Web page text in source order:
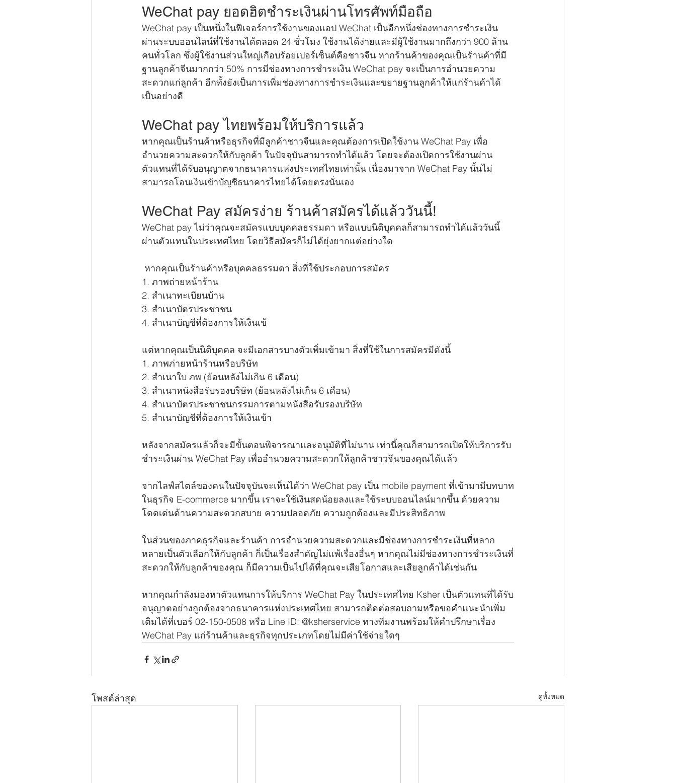
WeChat pay ยอดฮิตชำระเงินผ่านโทรศัพท์มือถือ
WeChat pay เป็นหนึ่งในฟีเจอร์การใช้งานของแอป WeChat เป็นอีกหนึ่งช่องทางการชำระเงิน
ผ่านระบบออนไลน์ที่ใช้งานได้ตลอด 24 ชั่วโมง ใช้งานได้ง่ายและมีผู้ใช้งานมากถึงกว่า 900 ล้าน
คนทั่วโลก ซึ่งผู้ใช้งานส่วนใหญ่เกือบร้อยเปอร์เซ็นต์คือชาวจีน หากร้านค้าของคุณเป็นร้านค้าที่มี
ฐานลูกค้าจีนมากกว่า 50% การมีช่องทางการชำระเงิน WeChat pay จะเป็นการอำนวยความ
สะดวกแก่ลูกค้า อีกทั้งยังเป็นการเพิ่มช่องทางการชำระเงินและขยายฐานลูกค้าให้แก่ร้านค้าได้
เป็นอย่างดี
WeChat pay ไทยพร้อมให้บริการแล้ว
หากคุณเป็นร้านค้าหรือธุรกิจที่มีลูกค้าชาวจีนและคุณต้องการเปิดใช้งาน WeChat Pay เพื่อ
อำนวยความสะดวกให้กับลูกค้า ในปัจจุบันสามารถทำได้แล้ว โดยจะต้องเปิดการใช้งานผ่าน
ตัวแทนที่ได้รับอนุญาตจากธนาคารแห่งประเทศไทยเท่านั้น เนื่องมาจาก WeChat Pay นั้นไม่
สามารถโอนเงินเข้าบัญชีธนาคารไทยได้โดยตรงนั่นเอง
WeChat Pay สมัครง่าย ร้านค้าสมัครได้แล้ววันนี้!
WeChat pay ไม่ว่าคุณจะสมัครแบบบุคคลธรรมดา หรือแบบนิติบุคคลก็สามารถทำได้แล้ววันนี้
ผ่านตัวแทนในประเทศไทย โดยวิธีสมัครก็ไม่ได้ยุ่งยากแต่อย่างใด
หากคุณเป็นร้านค้าหรือบุคคลธรรมดา สิ่งที่ใช้ประกอบการสมัคร
1. ภาพถ่ายหน้าร้าน
2. สำเนาทะเบียนบ้าน
3. สำเนาบัตรประชาชน
4. สำเนาบัญชีที่ต้องการให้เงินเข้
แต่หากคุณเป็นนิติบุคคล จะมีเอกสารบางตัวเพิ่มเข้ามา สิ่งที่ใช้ในการสมัครมีดังนี้
1. ภาพภ่ายหน้าร้านหรือบริษัท
2. สำเนาใบ ภพ (ย้อนหลังไม่เกิน 6 เดือน)
3. สำเนาหนังสือรับรองบริษัท (ย้อนหลังไม่เกิน 6 เดือน)
4. สำเนาบัตรประชาชนกรรมการตามหนังสือรับรองบริษัท
5. สำเนาบัญชีที่ต้องการให้เงินเข้า
หลังจากสมัครแล้วก็จะมีขั้นตอนพิจารณาและอนุมัติที่ไม่นาน เท่านี้คุณก็สามารถเปิดให้บริการรับ
ชำระเงินผ่าน WeChat Pay เพื่ออำนวยความสะดวกให้ลูกค้าชาวจีนของคุณได้แล้ว
จากไลฟ์สไตล์ของคนในปัจจุบันจะเห็นได้ว่า WeChat pay เป็น mobile payment ที่เข้ามามีบทบาท
ในธุรกิจ E-commerce มากขึ้น เราจะใช้เงินสดน้อยลงและใช้ระบบออนไลน์มากขึ้น ด้วยความ
โดดเด่นด้านความสะดวกสบาย ความปลอดภัย ความถูกต้องและมีประสิทธิภาพ
ในส่วนของภาคธุรกิจและร้านค้า การอำนวยความสะดวกและมีช่องทางการชำระเงินที่หลาก
หลายเป็นตัวเลือกให้กับลูกค้า ก็เป็นเรื่องสำคัญไม่แพ้เรื่องอื่นๆ หากคุณไม่มีช่องทางการชำระเงินที่
สะดวกให้กับลูกค้าของคุณ ก็มีความเป็นไปได้ที่คุณจะเสียโอกาสและเสียลูกค้าได้เช่นกัน
หากคุณกำลังมองหาตัวแทนการให้บริการ WeChat Pay ในประเทศไทย Ksher เป็นตัวแทนที่ได้รับ
อนุญาตอย่างถูกต้องจากธนาคารแห่งประเทศไทย สามารถติดต่อสอบถามหรือขอคำแนะนำเพิ่ม
เติมได้ที่เบอร์ 02-150-0508 หรือ Line ID: @ksherservice ทางทีมงานพร้อมให้คำปรึกษาเรื่อง
WeChat Pay แก่ร้านค้าและธุรกิจทุกประเภทโดยไม่มีค่าใช้จ่ายใดๆ
โพสต์ล่าสุด ดูทั้งหมด